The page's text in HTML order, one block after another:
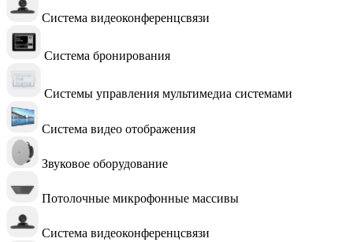
Система видеоконференцсвязи
Система бронирования
Системы управления мультимедиа системами
Система видео отображения
Звуковое оборудование
Потолочные микрофонные массивы
Система видеоконференцсвязи